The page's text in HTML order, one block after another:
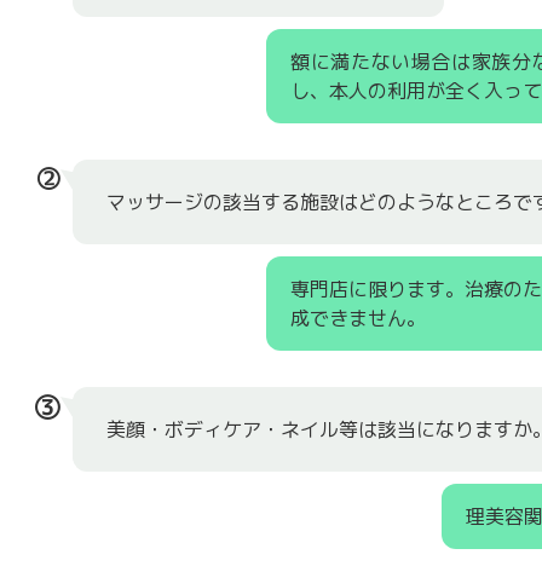
額に満たない場合は家族分
し、本人の利用が全く入っ
②
マッサージの該当する施設はどのようなところで
専門店に限ります。治療の
成できません。
③
美顔・ボディケア・ネイル等は該当になりますか
理美容